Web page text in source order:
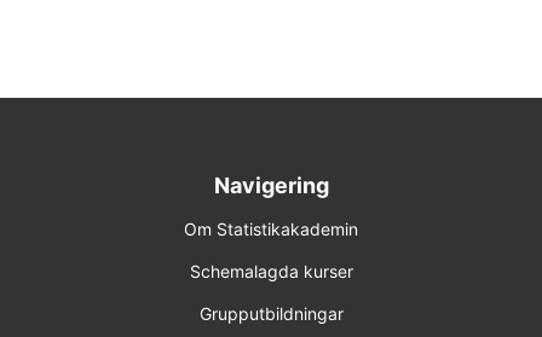
Navigering
Om Statistikakademin
Schemalagda kurser
Grupputbildningar